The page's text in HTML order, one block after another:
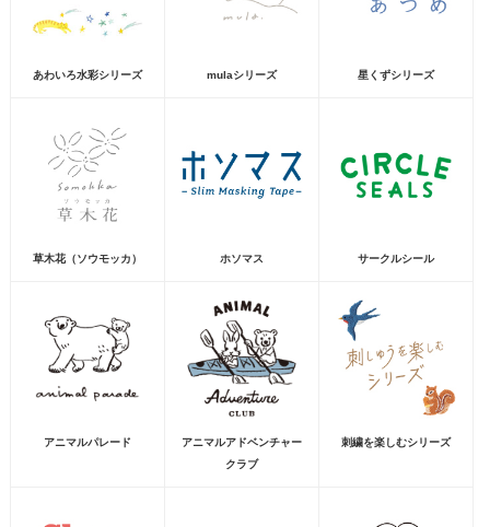
あわいろ水彩シリーズ mulaシリーズ 星くずシリーズ
草木花（ソウモッカ） ホソマス サークルシール
アニマルパレード
アニマルアドベンチャー
クラブ
刺繍を楽しむシリーズ